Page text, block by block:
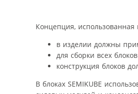
Концепция,
в изделии должны
для сборки всех
конструкция блоков
В блоках SEMIKUBE